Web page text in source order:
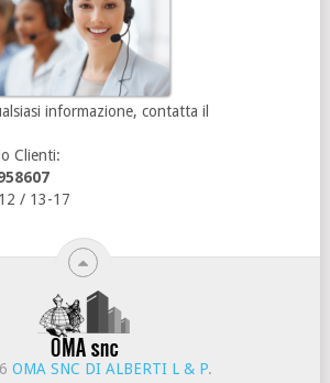
informazione, contatta il
Clienti:
/ 13-17
OMA SNC DI ALBERTI L & P.